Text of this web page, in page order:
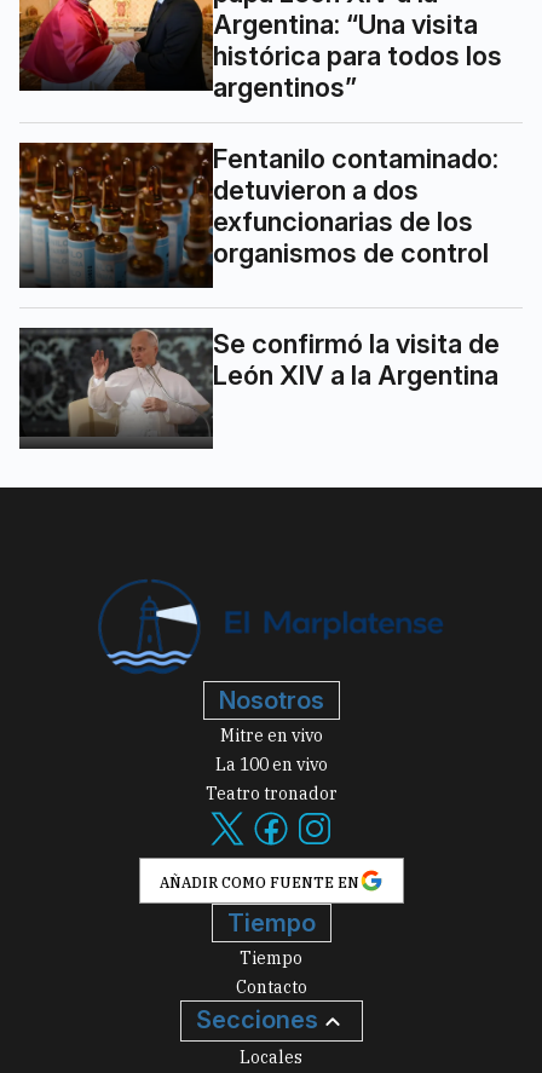
Argentina: “Una visita
histórica para todos los
argentinos”
Fentanilo contaminado:
detuvieron a dos
exfuncionarias de los
organismos de control
Se confirmó la visita de
León XIV a la Argentina
Nosotros
Mitre en vivo
La 100 en vivo
Teatro tronador
AÑADIR COMO FUENTE EN
Tiempo
Tiempo
Contacto
Secciones
Locales